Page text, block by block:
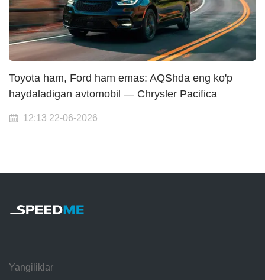
Toyota ham, Ford ham emas: AQShda eng ko'p
haydaladigan avtomobil — Chrysler Pacifica
12:13 22-06-2026
Yangiliklar